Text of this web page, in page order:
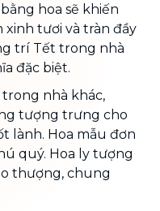
hoa sẽ khiến
xinh tươi và tràn đầy
trí Tết trong nhà
đặc biệt.
nhà khác,
tượng trưng cho
lành. Hoa mẫu đơn
quý. Hoa ly tượng
thượng, chung